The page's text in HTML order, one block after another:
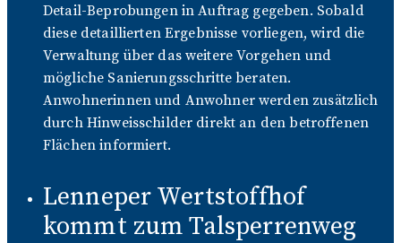
Detail-Beprobungen in Auftrag gegeben. Sobald
diese detaillierten Ergebnisse vorliegen, wird die
Verwaltung über das weitere Vorgehen und
mögliche Sanierungsschritte beraten.
Anwohnerinnen und Anwohner werden zusätzlich
durch Hinweisschilder direkt an den betroffenen
Flächen informiert.
Lenneper Wertstoffhof
kommt zum Talsperrenweg